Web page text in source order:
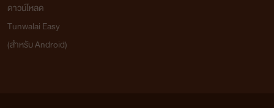
ดาวน์โหลด
Tunwalai Easy
(สำหรับ Android)